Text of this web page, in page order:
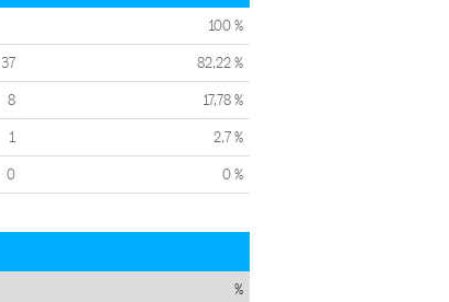
100 %
37 82,22 %
8 17,78 %
1 2,7 %
0 0 %
%